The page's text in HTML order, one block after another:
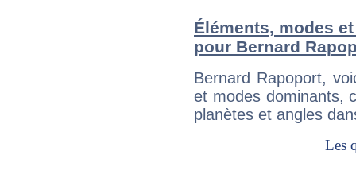
Éléments, modes
pour Bernard
Bernard Rapoport,
et modes dominants,
planètes et angles